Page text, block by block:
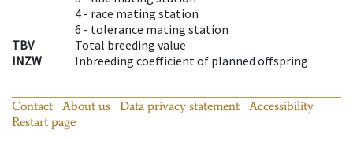
4 - race mating station
6 - tolerance mating station
TBV
Total breeding value
INZW
Inbreeding coefficient of planned offspring
Contact About us Data privacy statement
Accessibility
Restart page